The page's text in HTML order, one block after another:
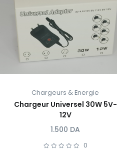
Chargeurs & Energie
Chargeur Universel 30W 5V-
12V
1.500 DA
0